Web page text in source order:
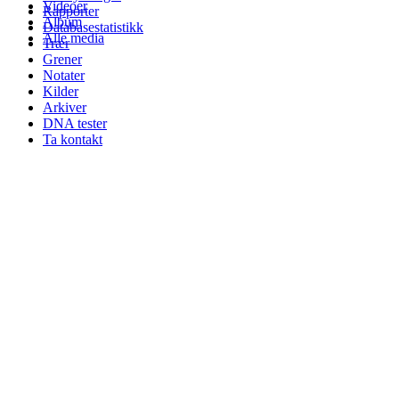
Videoer
Album
Alle media
Rapporter
Databasestatistikk
Trær
Grener
Notater
Kilder
Arkiver
DNA tester
Ta kontakt